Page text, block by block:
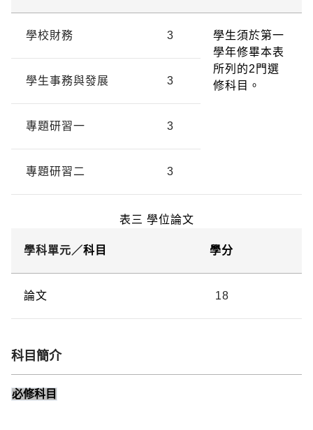
學校財務 3
學生須於第一
學年修畢本表
所列的2門選
修科目。
學生事務與發展 3
專題研習一 3
專題研習二 3
表三 學位論文
學科單元／科目 學分
論文 18
科目簡介
必修科目